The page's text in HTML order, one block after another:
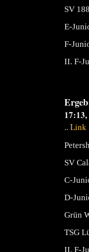
SV
E-
F-
II. F-
.. Link
SV
C-
D-
Grün
TSG
II. F-